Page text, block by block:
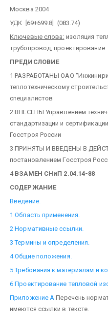
Москва 2004
УДК [69+699.8] (083.74)
Ключевые слова: изоляция
трубопровод, проектирование
ПРЕДИСЛОВИЕ
1 РАЗРАБОТАНЫ ОАО
теплотехническому
специалистов
2 ВНЕСЕНЫ Управлением
стандартизации и
Госстроя России
3 ПРИНЯТЫ И ВВЕДЕНЫ В
постановлением Госстроя
4 ВЗАМЕН СНиП 2.04.14-88
СОДЕРЖАНИЕ
Введение.
1 Область применения.
2 Нормативные ссылки.
3 Термины и определения.
4 Общие положения.
5 Требования к материалам и
6 Проектирование тепловой
Приложение АПеречень
имеются ссылки в тексте.